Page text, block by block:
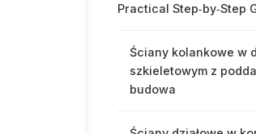
Practical Step‑by‑Step
Ściany kolankowe w
szkieletowym z
budowa